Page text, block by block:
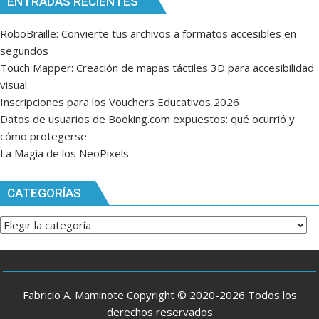
RoboBraille: Convierte tus archivos a formatos accesibles en
segundos
Touch Mapper: Creación de mapas táctiles 3D para accesibilidad
visual
Inscripciones para los Vouchers Educativos 2026
Datos de usuarios de Booking.com expuestos: qué ocurrió y
cómo protegerse
La Magia de los NeoPixels
CATEGORÍAS
Categorías
Fabricio A. Maminote Copyright © 2020-2026 Todos los
derechos reservados